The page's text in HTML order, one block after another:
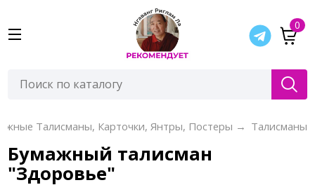
0
Талисманы, Карточки, Янтры, Постеры → Талисманы
Бумажный талисман
"Здоровье"